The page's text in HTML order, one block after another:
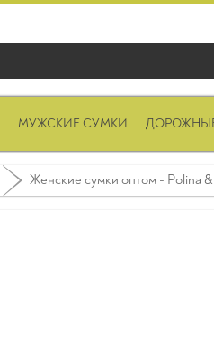
МУЖСКИЕ СУМКИ
Женские сумки оптом - Polina